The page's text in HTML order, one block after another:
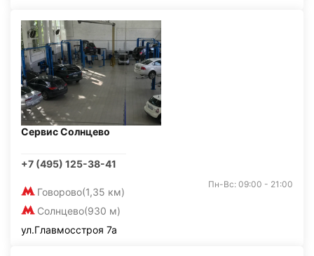
Сервис Солнцево
+7 (495) 125-38-41
Говорово(1,35 км)
Солнцево(930 м)
Пн-Вс: 09:00 - 21:00
ул.Главмосстроя 7а